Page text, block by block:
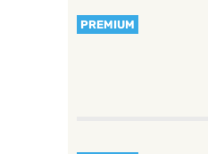
PREMIUM